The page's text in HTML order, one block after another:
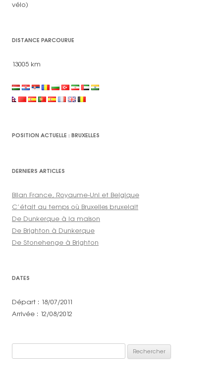
vélo)
DISTANCE PARCOURUE
13005 km
POSITION ACTUELLE : BRUXELLES
DERNIERS ARTICLES
Bilan France, Royaume-Uni et Belgique
C’était au temps où Bruxelles bruxelait
De Dunkerque à la maison
De Brighton à Dunkerque
De Stonehenge à Brighton
DATES
Départ : 18/07/2011
Arrivée : 12/08/2012